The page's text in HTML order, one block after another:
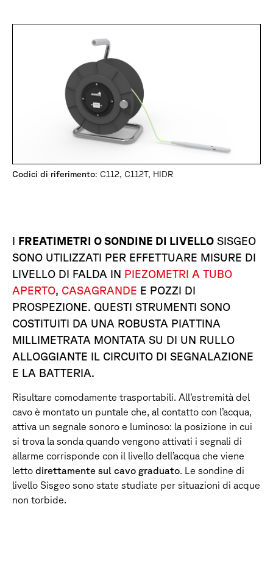
Codici di riferimento: C112, C112T, HIDR
I FREATIMETRI O SONDINE DI LIVELLO SISGEO
SONO UTILIZZATI PER EFFETTUARE MISURE DI
LIVELLO DI FALDA IN PIEZOMETRI A TUBO
APERTO, CASAGRANDE E POZZI DI
PROSPEZIONE. QUESTI STRUMENTI SONO
COSTITUITI DA UNA ROBUSTA PIATTINA
MILLIMETRATA MONTATA SU DI UN RULLO
ALLOGGIANTE IL CIRCUITO DI SEGNALAZIONE
E LA BATTERIA.
Risultare comodamente trasportabili. All’estremità del
cavo è montato un puntale che, al contatto con l’acqua,
attiva un segnale sonoro e luminoso: la posizione in cui
si trova la sonda quando vengono attivati i segnali di
allarme corrisponde con il livello dell’acqua che viene
letto direttamente sul cavo graduato. Le sondine di
livello Sisgeo sono state studiate per situazioni di acque
non torbide.